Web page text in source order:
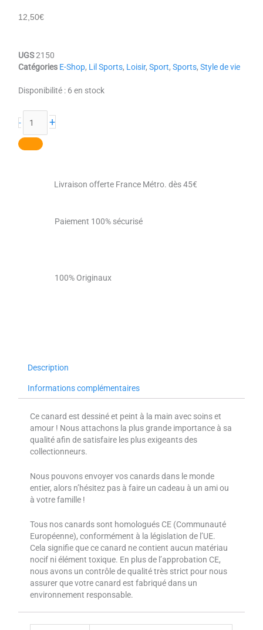
12,50€
UGS2150
Catégories E-Shop, Lil Sports, Loisir,Sport,Sports,Style de vie
Disponibilité : 6 en stock
-
quantité
Le
yogiste +
Livraison offerte France Métro. dès 45€
Paiement 100% sécurisé
100% Originaux
Description
Informations complémentaires
Ce canard est dessiné et peint à la main avec soins et
amour ! Nous attachons la plus grande importance à sa
qualité afin de satisfaire les plus exigeants des
collectionneurs.
Nous pouvons envoyer vos canards dans le monde
entier, alors n’hésitez pas à faire un cadeau à un ami ou
à votre famille !
Tous nos canards sont homologués CE (Communauté
Européenne), conformément à la législation de l’UE.
Cela signifie que ce canard ne contient aucun matériau
nocif ni élément toxique. En plus de l’approbation CE,
nous avons un contrôle de qualité très strict pour nous
assurer que votre canard est fabriqué dans un
environnement responsable.